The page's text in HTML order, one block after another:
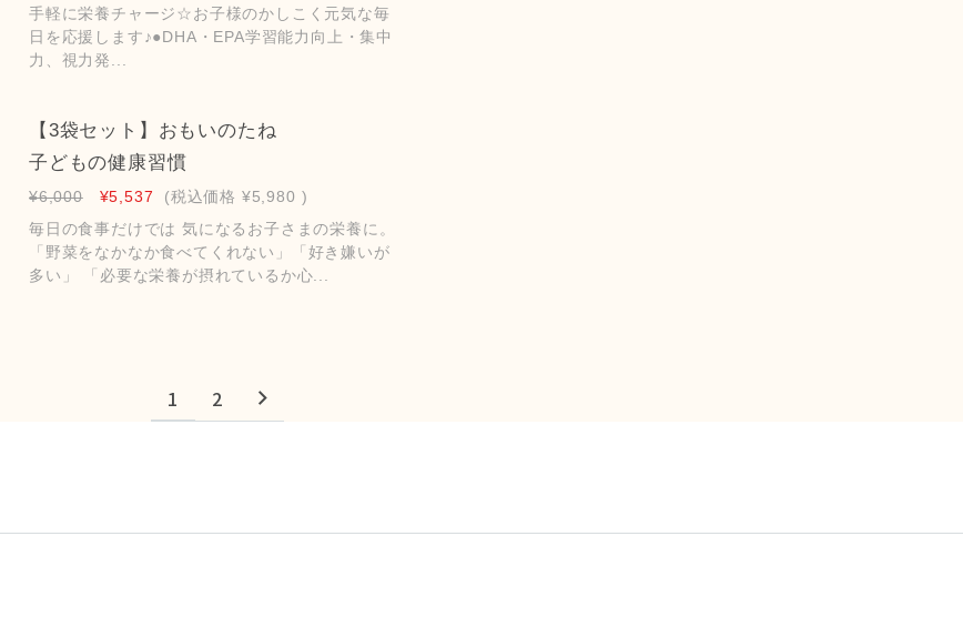
手軽に栄養チャージ☆お子様のかしこく元気な毎
日を応援します♪●DHA・EPA学習能力向上・集中
力、視力発...
【3袋セット】おもいのたね
子どもの健康習慣
¥6,000 ¥5,537 (税込価格 ¥5,980 )
毎日の食事だけでは 気になるお子さまの栄養に。
「野菜をなかなか食べてくれない」「好き嫌いが
多い」 「必要な栄養が摂れているか心...
1 2